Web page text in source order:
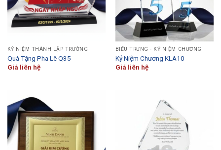
KỶ NIỆM THÀNH LẬP TRƯỜNG
Quà Tặng Pha Lê Q35
Giá liên hệ
BIỂU TRƯNG - KỶ NIỆM CHƯƠNG
Kỷ Niệm Chương KLA10
Giá liên hệ